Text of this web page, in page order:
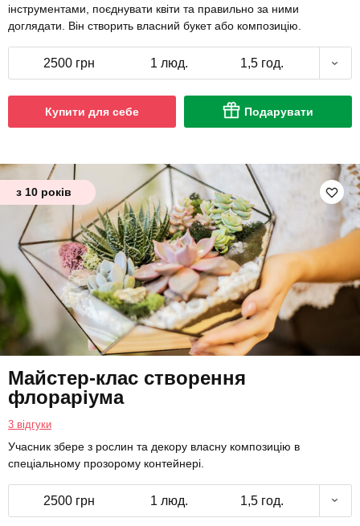
інструментами, поєднувати квіти та правильно за ними
доглядати. Він створить власний букет або композицію.
2500 грн 1 люд. 1,5 год.
Купити для себе Подарувати
з 10 років
Майстер-клас створення
флораріума
3 відгуки
Учасник збере з рослин та декору власну композицію в
спеціальному прозорому контейнері.
2500 грн 1 люд. 1,5 год.